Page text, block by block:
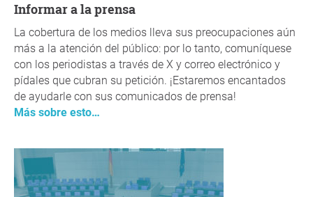
Informar a la prensa
La cobertura de los medios lleva sus preocupaciones aún
más a la atención del público: por lo tanto, comuníquese
con los periodistas a través de X y correo electrónico y
pídales que cubran su petición. ¡Estaremos encantados
de ayudarle con sus comunicados de prensa!
Más sobre esto…